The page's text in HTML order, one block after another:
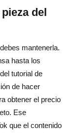
del
mantenerla.
hasta los
tutorial de
de hacer
obtener el precio
Ese
que el contenido